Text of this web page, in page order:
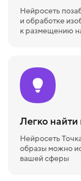
Нейросеть
и обработке
к размещению
Легко
Нейросеть
образы можно
вашей сферы